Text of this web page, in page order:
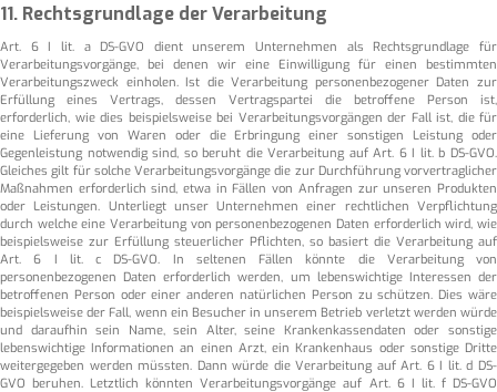
11. Rechtsgrundlage der Verarbeitung
Art. 6 I lit. a DS-GVO dient unserem Unternehmen als Rechtsgrundlage für
Verarbeitungsvorgänge, bei denen wir eine Einwilligung für einen bestimmten
Verarbeitungszweck einholen. Ist die Verarbeitung personenbezogener Daten zur
Erfüllung eines Vertrags, dessen Vertragspartei die betroffene Person ist,
erforderlich, wie dies beispielsweise bei Verarbeitungsvorgängen der Fall ist, die für
eine Lieferung von Waren oder die Erbringung einer sonstigen Leistung oder
Gegenleistung notwendig sind, so beruht die Verarbeitung auf Art. 6 I lit. b DS-GVO.
Gleiches gilt für solche Verarbeitungsvorgänge die zur Durchführung vorvertraglicher
Maßnahmen erforderlich sind, etwa in Fällen von Anfragen zur unseren Produkten
oder Leistungen. Unterliegt unser Unternehmen einer rechtlichen Verpflichtung
durch welche eine Verarbeitung von personenbezogenen Daten erforderlich wird, wie
beispielsweise zur Erfüllung steuerlicher Pflichten, so basiert die Verarbeitung auf
Art. 6 I lit. c DS-GVO. In seltenen Fällen könnte die Verarbeitung von
personenbezogenen Daten erforderlich werden, um lebenswichtige Interessen der
betroffenen Person oder einer anderen natürlichen Person zu schützen. Dies wäre
beispielsweise der Fall, wenn ein Besucher in unserem Betrieb verletzt werden würde
und daraufhin sein Name, sein Alter, seine Krankenkassendaten oder sonstige
lebenswichtige Informationen an einen Arzt, ein Krankenhaus oder sonstige Dritte
weitergegeben werden müssten. Dann würde die Verarbeitung auf Art. 6 I lit. d DS-
GVO beruhen. Letztlich könnten Verarbeitungsvorgänge auf Art. 6 I lit. f DS-GVO